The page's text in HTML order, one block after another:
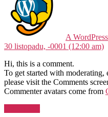
A
30 listopadu, -0001 (12:00 am)
Hi, this is a comment.
To get started with moderating,
please visit the Comments
Commenter avatars come from